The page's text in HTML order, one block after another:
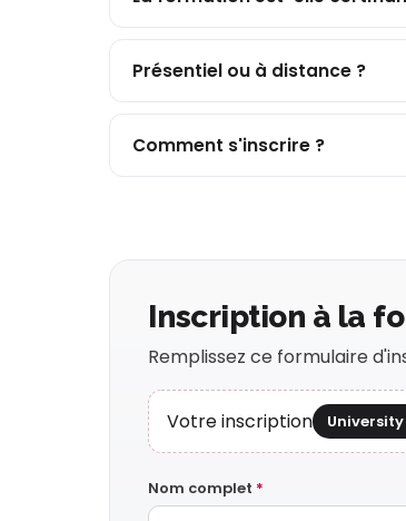
Présentiel ou à distance ?
Comment s'inscrire ?
Inscription à la
Remplissez ce formulaire
Votre inscription
Nom complet *